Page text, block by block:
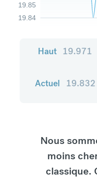
19.84
19.85
Haut 19.971
Actuel 19.832
Nous
moins
classique.